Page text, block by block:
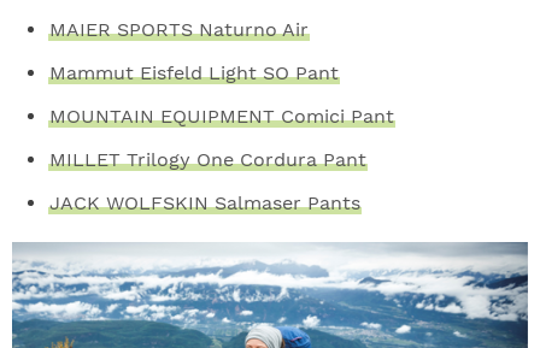
MAIER SPORTS Naturno Air
Mammut Eisfeld Light SO Pant
MOUNTAIN EQUIPMENT Comici Pant
MILLET Trilogy One Cordura Pant
JACK WOLFSKIN Salmaser Pants